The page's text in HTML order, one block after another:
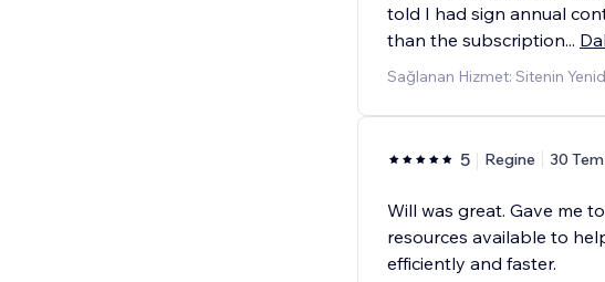
told I had sign annual
than the subscription...
Sağlanan Hizmet: Sitenin
5 Regine 30
Will was great. Gave me
resources available to
efficiently and faster.